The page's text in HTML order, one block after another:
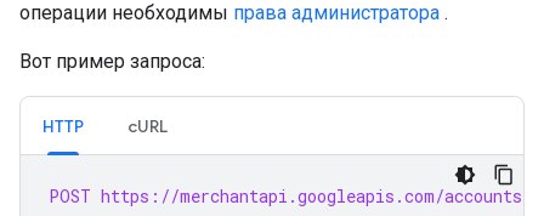
операции необходимы права администратора .
Вот пример запроса:
HTTP cURL
POST https://merchantapi.googleapis.com/accounts/